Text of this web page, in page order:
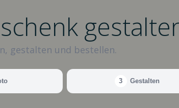
gestalten und bestellen.
3 Gestalten